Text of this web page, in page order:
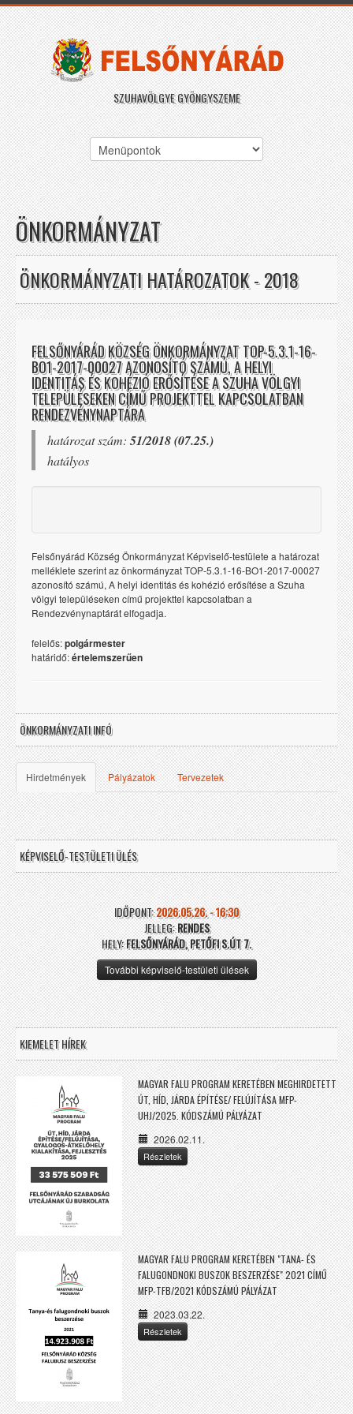
SZUHAVÖLGYE GYÖNGYSZEME
ÖNKORMÁNYZAT
ÖNKORMÁNYZATI HATÁROZATOK - 2018
FELSŐNYÁRÁD KÖZSÉG ÖNKORMÁNYZAT TOP-5.3.1-16-
BO1-2017-00027 AZONOSÍTÓ SZÁMÚ, A HELYI
IDENTITÁS ÉS KOHÉZIÓ ERŐSÍTÉSE A SZUHA VÖLGYI
TELEPÜLÉSEKEN CÍMŰ PROJEKTTEL KAPCSOLATBAN
RENDEZVÉNYNAPTÁRA
határozat szám: 51/2018 (07.25.)
hatályos
Felsőnyárád Község Önkormányzat Képviselő-testülete a határozat
melléklete szerint az önkormányzat TOP-5.3.1-16-BO1-2017-00027
azonosító számú, A helyi identitás és kohézió erősítése a Szuha
völgyi településeken című projekttel kapcsolatban a
Rendezvénynaptárát elfogadja.
felelős:polgármester
határidő:értelemszerűen
ÖNKORMÁNYZATI INFÓ
Hirdetmények Pályázatok Tervezetek
KÉPVISELŐ-TESTÜLETI ÜLÉS
IDŐPONT:2026.05.26. - 16:30
JELLEG:RENDES
HELY:FELSŐNYÁRÁD, PETŐFI S.ÚT 7.
További képviselő-testületi ülések
KIEMELET HÍREK
MAGYAR FALU PROGRAM KERETÉBEN MEGHIRDETETT
ÚT, HÍD, JÁRDA ÉPÍTÉSE/ FELÚJÍTÁSA MFP-
UHJ/2025. KÓDSZÁMÚ PÁLYÁZAT
2026.02.11.
Részletek
MAGYAR FALU PROGRAM KERETÉBEN "TANA- ÉS
FALUGONDNOKI BUSZOK BESZERZÉSE" 2021 CÍMŰ
MFP-TFB/2021 KÓDSZÁMÚ PÁLYÁZAT
2023.03.22.
Részletek